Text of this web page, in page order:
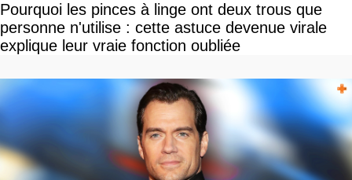
Pourquoi les pinces à linge ont deux trous que
personne n'utilise : cette astuce devenue virale
explique leur vraie fonction oubliée